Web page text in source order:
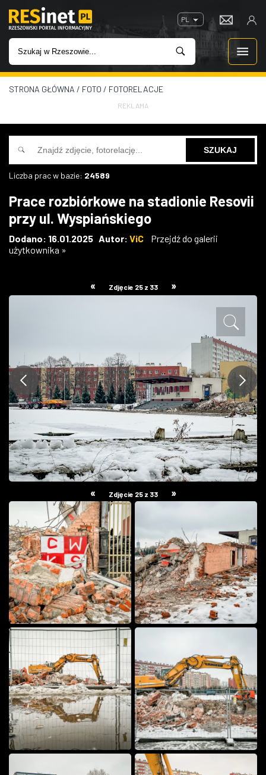
PL
WIADOMOŚCI
INWESTYCJE
IMPREZY
W KINACH
GASTRONOMIA
STRONA GŁÓWNA / FOTO / FOTORELACJE
REKLAMA
Liczba prac w bazie: 24589
Prace rozbiórkowe na stadionie Resovii
przy ul. Wyspiańskiego
Dodano: 16.01.2025 Autor: ViC
Przejdź do galerii
użytkownika »
« Zdjęcie 25 z 33 »
« Zdjęcie 25 z 33 »